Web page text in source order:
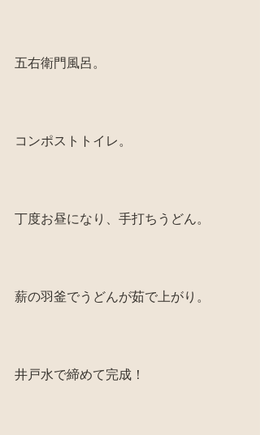
五右衛門風呂。
コンポストトイレ。
丁度お昼になり、手打ちうどん。
薪の羽釜でうどんが茹で上がり。
井戸水で締めて完成！